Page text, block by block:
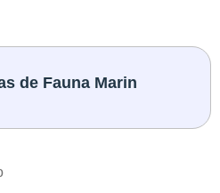
de Fauna Marin